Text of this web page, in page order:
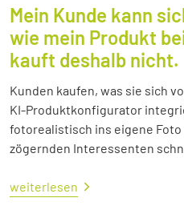
Mein Kunde kann
wie mein Produkt
kauft deshalb nicht.
Kunden kaufen, was sie sich
KI-Produktkonfigurator
fotorealistisch ins eigene Foto
zögernden Interessenten
weiterlesen